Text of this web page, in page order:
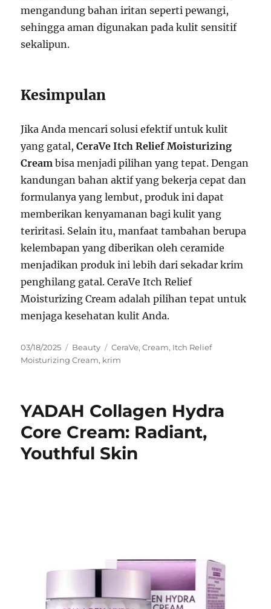
mengandung bahan iritan seperti pewangi,
sehingga aman digunakan pada kulit sensitif
sekalipun.
Kesimpulan
Jika Anda mencari solusi efektif untuk kulit
yang gatal,CeraVe Itch Relief Moisturizing
Cream bisa menjadi pilihan yang tepat. Dengan
kandungan bahan aktif yang bekerja cepat dan
formulanya yang lembut, produk ini dapat
memberikan kenyamanan bagi kulit yang
teriritasi. Selain itu, manfaat tambahan berupa
kelembapan yang diberikan oleh ceramide
menjadikan produk ini lebih dari sekadar krim
penghilang gatal. CeraVe Itch Relief
Moisturizing Cream adalah pilihan tepat untuk
menjaga kesehatan kulit Anda.
Posted
on
03/18/2025 Categories
Beauty Tags
CeraVe,Cream, Itch Relief
Moisturizing Cream, krim
YADAH Collagen Hydra
Core Cream: Radiant,
Youthful Skin